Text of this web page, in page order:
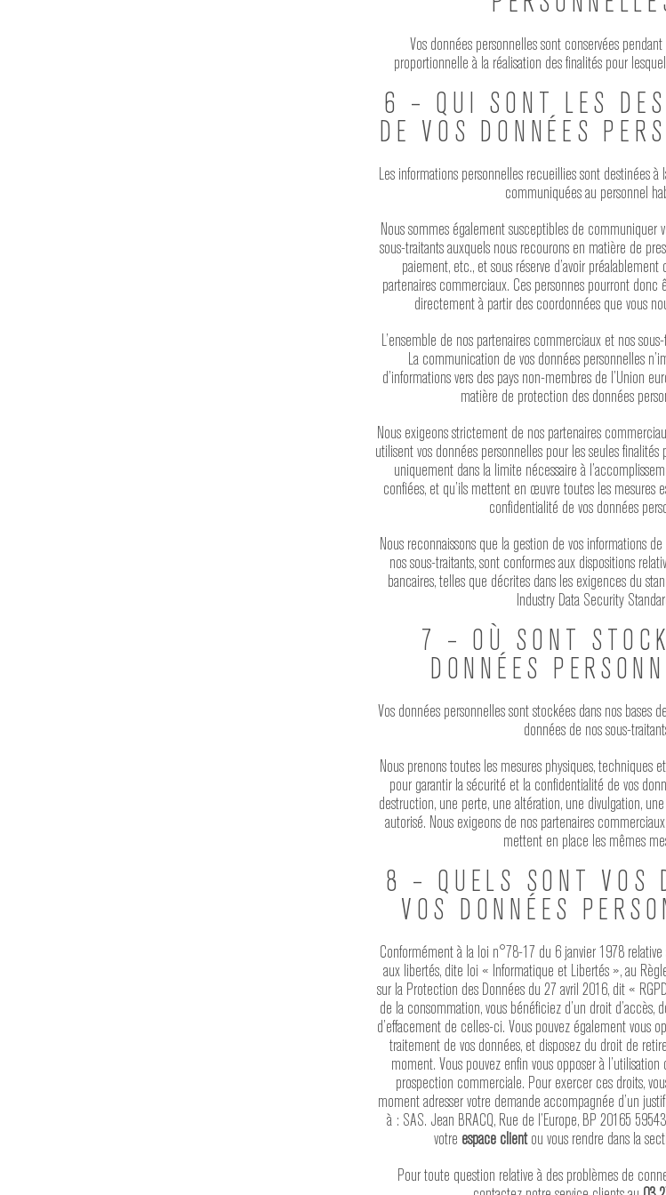
Vos données personnelles sont conservées
proportionnelle à la réalisation des finalités pour
6 – QUI SONT LES
DE VOS DONNÉES
Les informations personnelles recueillies sont destinées à
communiquées au personnel
Nous sommes également susceptibles de communiquer
sous-traitants auxquels nous recourons en matière de
paiement, etc., et sous réserve d’avoir
partenaires commerciaux. Ces personnes pourront donc
directement à partir des coordonnées que vous
L’ensemble de nos partenaires commerciaux et nos
La communication de vos données personnelles
d’informations vers des pays non-membres de l’Union
matière de protection des données
Nous exigeons strictement de nos partenaires
utilisent vos données personnelles pour les seules
uniquement dans la limite nécessaire à
confiées, et qu’ils mettent en œuvre toutes les mesures
confidentialité de vos données
Nous reconnaissons que la gestion de vos informations
nos sous-traitants, sont conformes aux dispositions
bancaires, telles que décrites dans les exigences du
Industry Data Security
7 – OÙ SONT
DONNÉES
Vos données personnelles sont stockées dans nos bases
données de nos sous-
Nous prenons toutes les mesures physiques, techniques
pour garantir la sécurité et la confidentialité de vos
destruction, une perte, une altération, une divulgation,
autorisé. Nous exigeons de nos partenaires
mettent en place les mêmes
8 – QUELS SONT VOS
VOS DONNÉES
Conformément à la loi n°78-17 du 6 janvier 1978
aux libertés, dite loi « Informatique et Libertés », au
sur la Protection des Données du 27 avril 2016, dit «
de la consommation, vous bénéficiez d’un droit
d’effacement de celles-ci. Vous pouvez également vous
traitement de vos données, et disposez du droit de
moment. Vous pouvez enfin vous opposer à
prospection commerciale. Pour exercer ces droits,
moment adresser votre demande accompagnée d’un
à : SAS. Jean BRACQ, Rue de l’Europe, BP 20165 59543
votre espace clientou vous rendre dans la
Pour toute question relative à des problèmes de